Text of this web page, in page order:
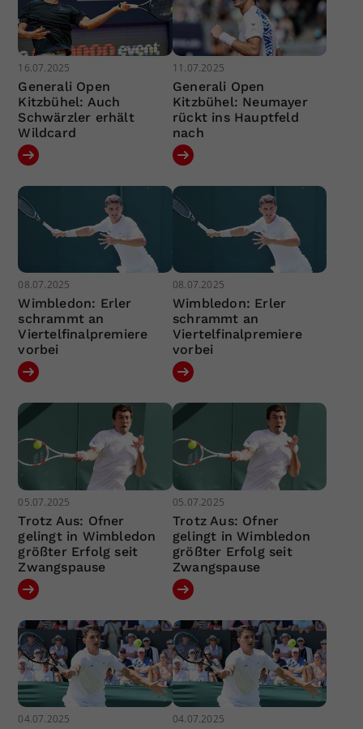
16.07.2025
Generali Open
Kitzbühel: Auch
Schwärzler erhält
Wildcard
11.07.2025
Generali Open
Kitzbühel: Neumayer
rückt ins Hauptfeld
nach
08.07.2025
Wimbledon: Erler
schrammt an
Viertelfinalpremiere
vorbei
08.07.2025
Wimbledon: Erler
schrammt an
Viertelfinalpremiere
vorbei
05.07.2025
Trotz Aus: Ofner
gelingt in Wimbledon
größter Erfolg seit
Zwangspause
05.07.2025
Trotz Aus: Ofner
gelingt in Wimbledon
größter Erfolg seit
Zwangspause
04.07.2025 04.07.2025